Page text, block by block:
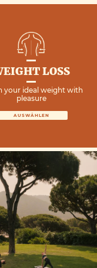
LOSS
your ideal weight with
pleasure
AUSWÄHLEN